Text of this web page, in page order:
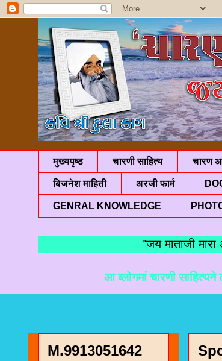
मुख्यपृष्ठ चारणी साहित्य चारण
बिजनेश माहिती अरजी फार्म
GENRAL KNOWLEDGE
"जय माताजी मारा आ
आ ब्लोगमां चारणी साहित्यने लगती
M.9913051642